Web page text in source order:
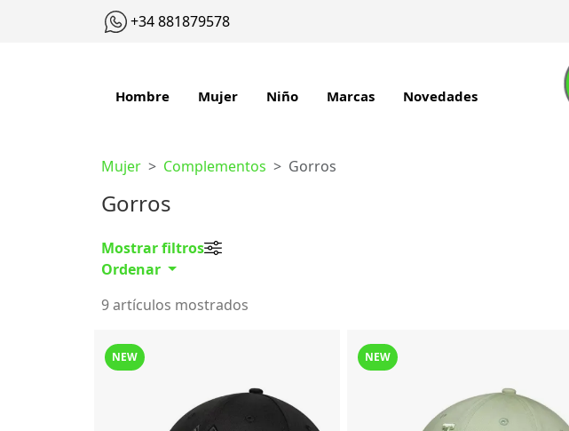
+34 881879578
Hombre Mujer Niño Marcas Novedades
Mujer Complementos Gorros
Gorros
Mostrar filtros
Ordenar
9 artículos mostrados
NEW NEW